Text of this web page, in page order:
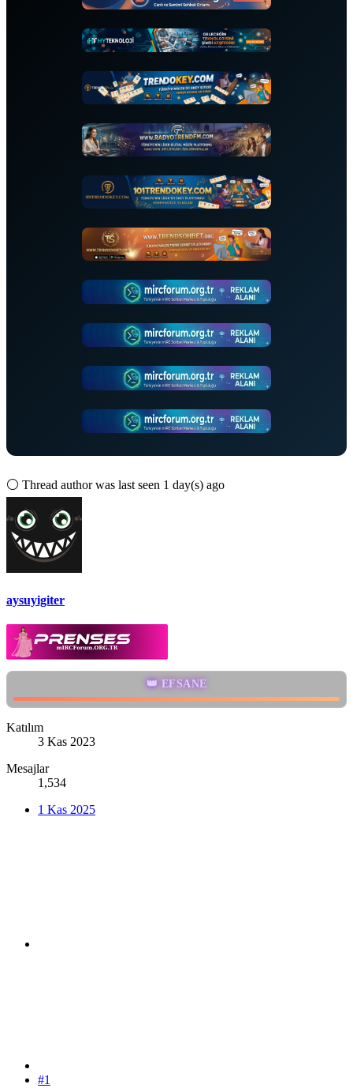
⚪ Thread author was last seen 1 day(s) ago
aysuyigiter
👑 EFSANE
Katılım
3 Kas 2023
Mesajlar
1,534
1 Kas 2025
#1